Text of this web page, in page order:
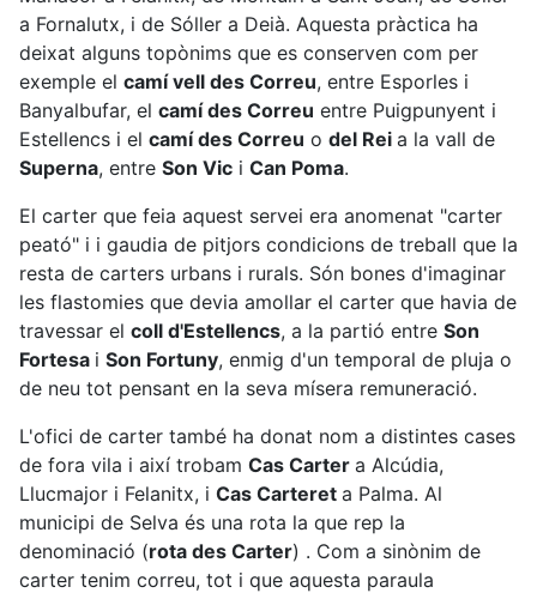
a Fornalutx, i de Sóller a Deià. Aquesta pràctica ha
deixat alguns topònims que es conserven com per
exemple el camí vell des Correu, entre Esporles i
Banyalbufar, el camí des Correu entre Puigpunyent i
Estellencs i el camí des Correu o del Rei a la vall de
Superna, entre Son Vic i Can Poma.
El carter que feia aquest servei era anomenat "carter
peató" i i gaudia de pitjors condicions de treball que la
resta de carters urbans i rurals. Són bones d'imaginar
les flastomies que devia amollar el carter que havia de
travessar el coll d'Estellencs, a la partió entre Son
Fortesa i Son Fortuny, enmig d'un temporal de pluja o
de neu tot pensant en la seva mísera remuneració.
L'ofici de carter també ha donat nom a distintes cases
de fora vila i així trobam Cas Carter a Alcúdia,
Llucmajor i Felanitx, i Cas Carteret a Palma. Al
municipi de Selva és una rota la que rep la
denominació (rota des Carter) . Com a sinònim de
carter tenim correu, tot i que aquesta paraula